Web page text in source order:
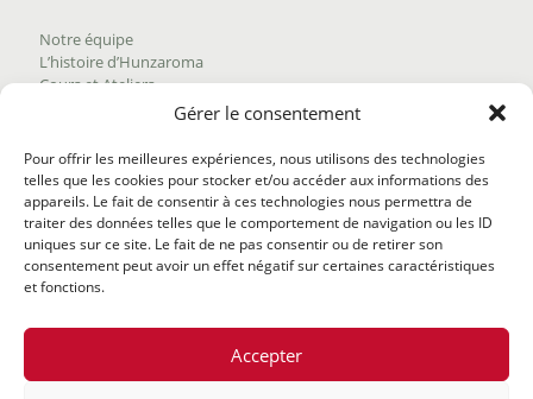
Gérer le consentement
Pour offrir les meilleures expériences, nous utilisons des technologies
telles que les cookies pour stocker et/ou accéder aux informations des
appareils. Le fait de consentir à ces technologies nous permettra de
traiter des données telles que le comportement de navigation ou les ID
uniques sur ce site. Le fait de ne pas consentir ou de retirer son
consentement peut avoir un effet négatif sur certaines caractéristiques
et fonctions.
Accepter
Notre équipe
L’histoire d’Hunzaroma
Cours et Ateliers
Trouver nos produits
Politique de frais d'envoi
Termes et conditions
Politique de remboursement